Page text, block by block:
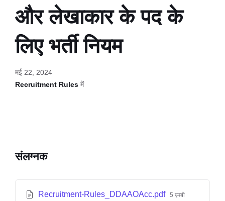
और लेखाकार के पद के
लिए भर्ती नियम
मई 22, 2024
Recruitment Rules में
संलग्नक
Recruitment-Rules_DDAAOAcc.pdf 5 एमबी